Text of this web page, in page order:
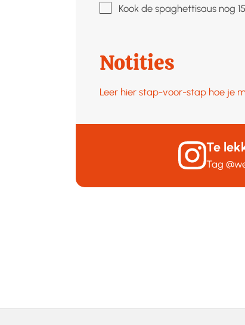
▢Kook de spaghettisaus nog
Notities
Leer hier stap-voor-stap hoe je
Te
Tag